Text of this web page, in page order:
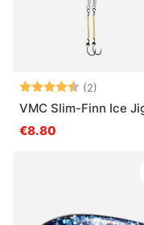
Arvio: (2)
4.5
VMC Slim-Finn Ice
€8.80